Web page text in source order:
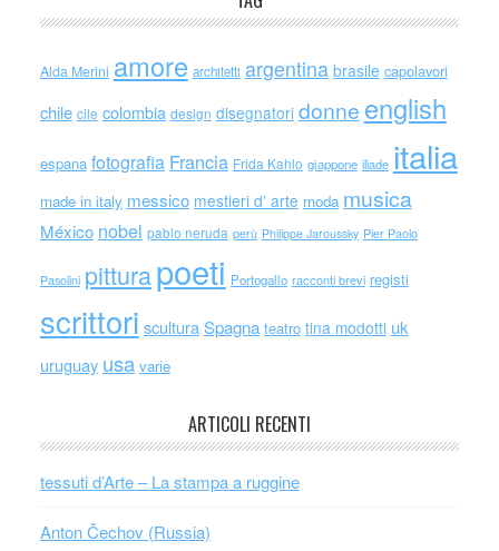
Alda Merini amore architetti argentina brasile capolavori
chile cile colombia design disegnatori donne english
espana fotografia Francia Frida Kahlo giappone iliade italia
made in italy messico mestieri d' arte moda musica
México nobel pablo neruda perù Philippe Jaroussky Pier Paolo
Pasolini pitturapoeti Portogallo racconti brevi registi
scrittori scultura Spagna teatro tina modotti uk
uruguay usa varie
ARTICOLI RECENTI
tessuti d’Arte – La stampa a ruggine
Anton Čechov (Russia)